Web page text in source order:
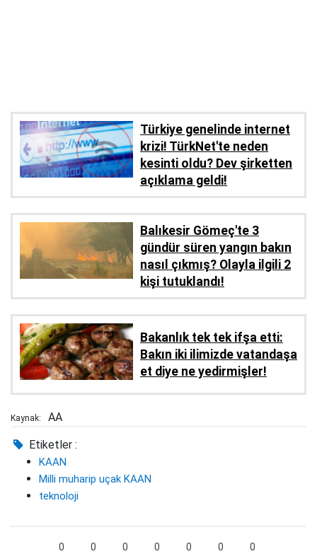
Türkiye genelinde internet
krizi! TürkNet'te neden
kesinti oldu? Dev şirketten
açıklama geldi!
Balıkesir Gömeç'te 3
gündür süren yangın bakın
nasıl çıkmış? Olayla ilgili 2
kişi tutuklandı!
Bakanlık tek tek ifşa etti:
Bakın iki ilimizde vatandaşa
et diye ne yedirmişler!
Kaynak: AA
Etiketler :
KAAN
Milli muharip uçak KAAN
teknoloji
0 0 0 0 0 0 0